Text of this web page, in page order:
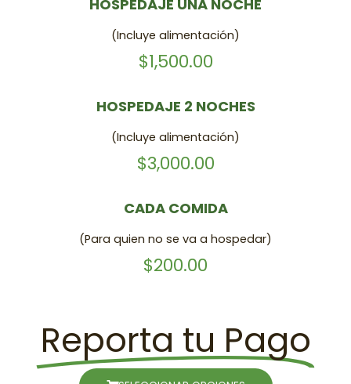
HOSPEDAJE UNA NOCHE
(Incluye alimentación)
$1,500.00
HOSPEDAJE 2 NOCHES
(Incluye alimentación)
$3,000.00
CADA COMIDA
(Para quien no se va a hospedar)
$200.00
Reporta tu Pago